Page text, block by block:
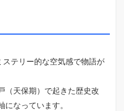
テリー的な空気感で物語が
（天保期）で起きた歴史改
なっています。